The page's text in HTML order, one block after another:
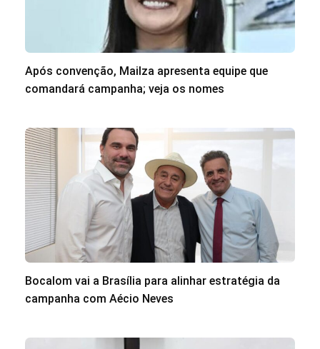
Após convenção, Mailza apresenta equipe que
comandará campanha; veja os nomes
Bocalom vai a Brasília para alinhar estratégia da
campanha com Aécio Neves